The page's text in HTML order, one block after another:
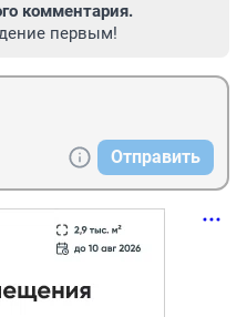
комментария.
первым!
Отправить